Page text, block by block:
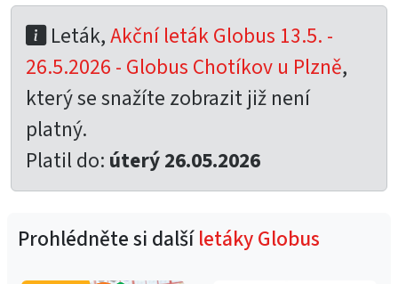
Leták,Akční leták Globus 13.5. -
26.5.2026 - Globus Chotíkov u Plzně,
který se snažíte zobrazit již není
platný.
Platil do: úterý 26.05.2026
Prohlédněte si dalšíletáky Globus